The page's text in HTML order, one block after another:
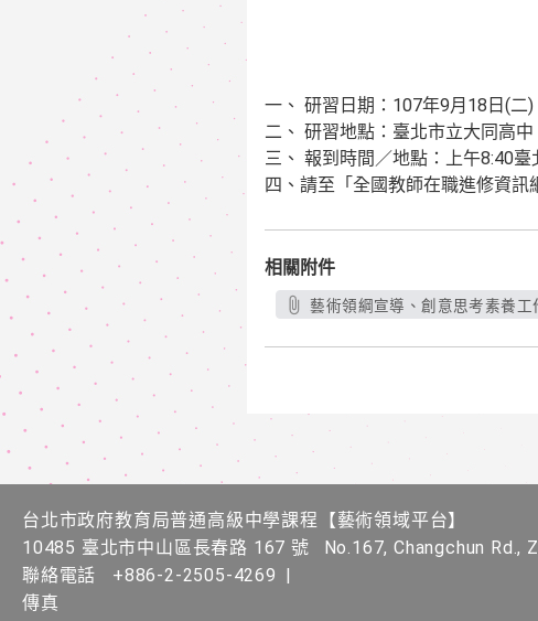
一、 研習日期：107年9月18日(二)
二、 研習地點：臺北市立大同高中
三、 報到時間／地點： 上午8:40
四、 請至「全國教師在職進修資
相關附件
藝術領綱宣導、創意思考素養
台北市政府教育局普通高級中學課程​【​藝術領域平台】
10485 臺北市中山區長春路 167 號
No.167, Changchun Rd.,
聯絡電話
+886-2-2505-4269 |
傳真